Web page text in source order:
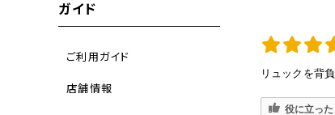
ガイド
ご利用ガイド
店舗情報
リュックを背
役に立った